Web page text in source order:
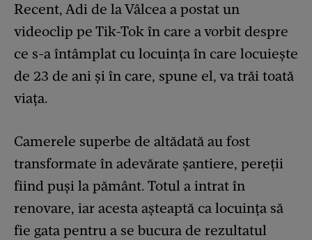
Recent, Adi de la Vâlcea a postat un
videoclip pe Tik-Tok în care a vorbit despre
ce s-a întâmplat cu locuința în care locuiește
de 23 de ani și în care, spune el, va trăi toată
viața.
Camerele superbe de altădată au fost
transformate în adevărate șantiere, pereții
fiind puși la pământ. Totul a intrat în
renovare, iar acesta așteaptă ca locuința să
fie gata pentru a se bucura de rezultatul